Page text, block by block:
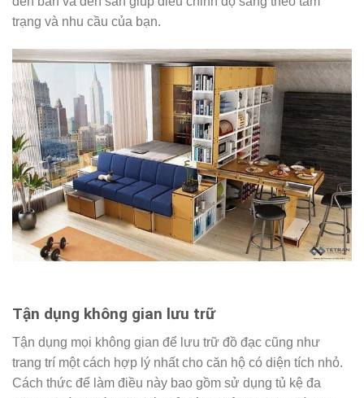
trạng và nhu cầu của bạn.
Tận dụng không gian lưu trữ
Tận dụng mọi không gian để lưu trữ đồ đạc cũng như
trang trí một cách hợp lý nhất cho căn hộ có diện tích nhỏ.
Cách thức để làm điều này bao gồm sử dụng tủ kệ đa